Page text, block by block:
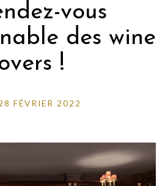
vous
des wine
!
FÉVRIER 2022